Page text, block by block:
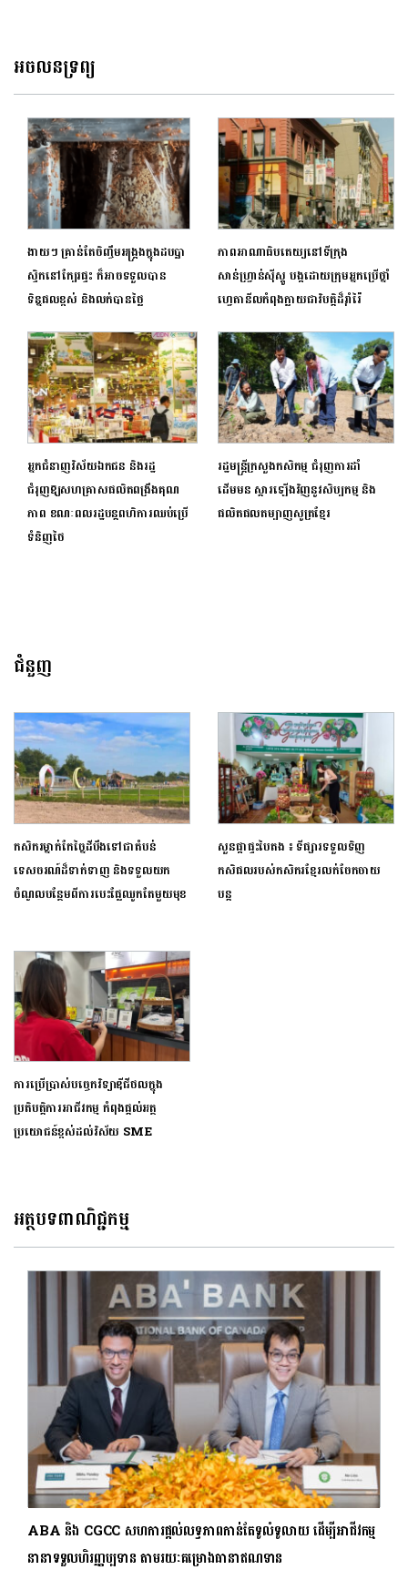
អចលនទ្រព្យ
ងាយៗ គ្រាន់តែចិញ្ចឹមអង្ក្រងក្នុងដបប្លា
ស្ទិកនៅក្បែរផ្ទះ ក៏អាចទទួលបាន
ទិន្នផលខ្ពស់ និងលក់បានថ្លៃ
ភាពអាណាធិបតេយ្យនៅទីក្រុង
សាន់ហ្វ្រាន់ស៊ីស្កូ បង្កដោយក្រុមអ្នកប្រើថ្នាំ
ហ្វេតានីលកំពុងក្លាយជាវិបត្តិដ៏រ៉ាំរ៉ៃ
អ្នកជំនាញវិស័យឯកជន និងរដ្ឋ
ជំរុញឱ្យសហគ្រាសផលិតពង្រឹងគុណ
ភាព ខណៈពលរដ្ឋបន្តពហិការឈប់ប្រើ
ទំនិញថៃ
រដ្ឋមន្ដ្រីក្រសួងកសិកម្ម ជំរុញការដាំ
ដើមមន ស្ដារឡើងវិញនូវសិប្បកម្ម និង
ផលិតផលតម្បាញសូត្រខ្មែរ
ជំនួញ
កសិករម្នាក់កែច្នៃដីបឹងទៅជាតំបន់
ទេសចរណ៍ដ៏ទាក់ទាញ និងទទួលយក
ចំណូលបន្ថែមពីការបេះផ្លែឈូកតែមួយមុខ
សួនផ្កាផ្ទះបៃតង ៖ ទីផ្សារទទួលទិញ
កសិផលរបស់កសិករខ្មែរលក់ចែកចាយ
បន្ត
ការប្រើប្រាស់បច្ចេកវិទ្យាឌីជីថលក្នុង
ប្រតិបត្តិការអាជីវកម្ម កំពុងផ្តល់អត្ថ
ប្រយោជន៍ខ្ពស់ដល់វិស័យ SME
អត្ថបទពាណិជ្ជកម្ម
ABA និង CGCC សហការផ្ដល់លទ្ធភាពកាន់តែទូលំទូលាយ ដើម្បីអាជីវកម្ម
នានាទទួលហិរញ្ញប្បទាន តាមរយៈគម្រោងធានាឥណទាន